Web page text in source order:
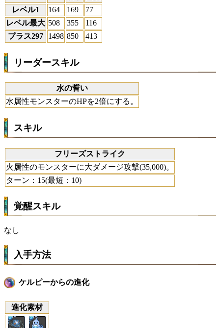
レベル1
164 169
77
レベル最大 508 355
116
プラス297
1498 850 413
リーダースキル
水の誓い
水属性モンスターのHPを2倍にする。
スキル
フリーズストライク
火属性のモンスターに大ダメージ攻撃(35,000)。
ターン：15(最短：10)
覚醒スキル
なし
入手方法
ケルピーからの進化
進化素材